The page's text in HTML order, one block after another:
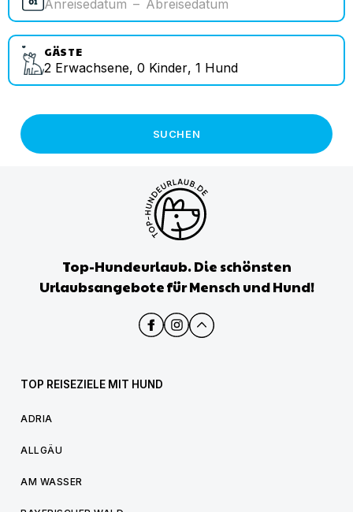
Anreisedatum – Abreisedatum
GÄSTE
2 Erwachsene, 0 Kinder, 1 Hund
SUCHEN
Top-Hundeurlaub. Die schönsten
Urlaubsangebote für Mensch und Hund!
TOP REISEZIELE MIT HUND
ADRIA
ALLGÄU
AM WASSER